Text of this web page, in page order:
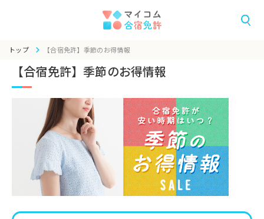
トップ 【合宿免許】季節のお得情報
【合宿免許】季節のお得情報